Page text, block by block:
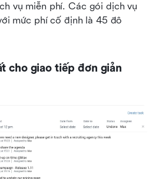
vụ miễn phí. Các gói dịch vụ
mức phí cố định là 45 đô
cho giao tiếp đơn giản